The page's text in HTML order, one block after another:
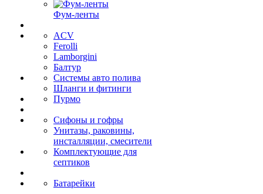
Фум-ленты
ACV
Ferolli
Lamborgini
Балтур
Системы авто полива
Шланги и фитинги
Пурмо
Сифоны и гофры
Унитазы, раковины,
инсталляции, смесители
Комплектующие для
септиков
Батарейки